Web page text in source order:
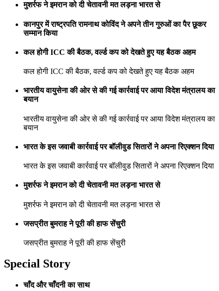
मुशर्रफ ने इमरान को दी चेतावनी मत लड़ना भारत से
कानपुर में राष्ट्रपति रामनाथ कोविंद ने अपने तीन गुरुओं का पैर छूकर
सम्मान किया
कल होगी ICC की बैठक, वर्ल्ड कप को देखते हुए यह बैठक अहम
कल होगी ICC की बैठक, वर्ल्ड कप को देखते हुए यह बैठक अहम
भारतीय वायुसेना की ओर से की गई कार्रवाई पर आया विदेश मंत्रालय का
बयान
भारतीय वायुसेना की ओर से की गई कार्रवाई पर आया विदेश मंत्रालय का
बयान
भारत के इस जवाबी कार्रवाई पर बॉलीवुड सितारों ने अपना रिएक्शन दिया
भारत के इस जवाबी कार्रवाई पर बॉलीवुड सितारों ने अपना रिएक्शन दिया
मुशर्रफ ने इमरान को दी चेतावनी मत लड़ना भारत से
मुशर्रफ ने इमरान को दी चेतावनी मत लड़ना भारत से
जसप्रीत बुमराह ने पूरी की हाफ सेंचुरी
जसप्रीत बुमराह ने पूरी की हाफ सेंचुरी
Special Story
चाँद और चाँदनी का साथ